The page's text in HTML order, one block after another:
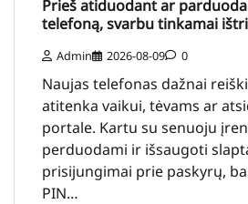
Prieš atiduodant ar
telefoną, svarbu tinkamai
Admin 2026-08-09 0
Naujas telefonas dažnai
atitenka vaikui, tėvams ar
portale. Kartu su senuoju
perduodami ir išsaugoti
prisijungimai prie paskyrų,
PIN…